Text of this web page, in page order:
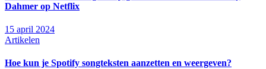
Dahmer op Netflix
15 april 2024
Artikelen
Hoe kun je Spotify songteksten aanzetten en weergeven?